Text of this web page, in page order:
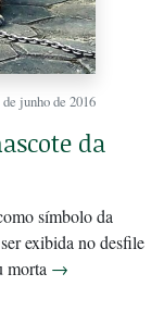
de junho de 2016
da
símbolo da
exibida no desfile
morta →